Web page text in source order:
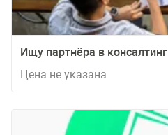
Ищу партнёра в консалтинг
Цена не указана